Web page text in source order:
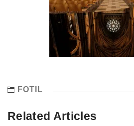
FOTIL
Related Articles